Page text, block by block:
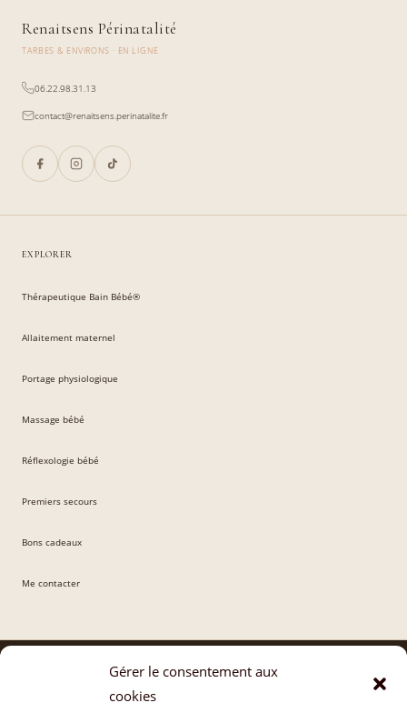
Gérer le consentement aux
cookies
Renaitsens Périnatalité
TARBES & ENVIRONS · EN LIGNE
06.22.98.31.13
contact@renaitsens.perinatalite.fr
EXPLORER
Thérapeutique Bain Bébé®
Allaitement maternel
Portage physiologique
Massage bébé
Réflexologie bébé
Premiers secours
Bons cadeaux
Me contacter
Vous êtes professionnel·le